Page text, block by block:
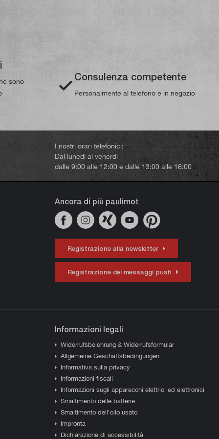
sono
Consulenza competente
Personalmente al telefono e in negozio
I nostri orari telefonici:
Dal lunedì al venerdì
dalle 9:00 alle 12:00 e dalle 13:00 alle 16:00
Ancora di più paulimot
Registrazione alla newsletter
Registrazione dei messaggi push
Informazioni legali
Widerrufsbelehrung & Widerrufsformular
Allgemeine Geschäftsbedingungen
Informativa sulla privacy
Informazioni fiscali
Informazioni sugli apparecchi elettrici ed elettronici
Smaltimento delle batterie
Smaltimento dell'olio usato
Impronta
Dichiarazione di accessibilità